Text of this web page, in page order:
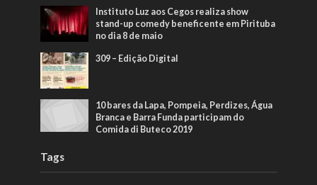
Instituto Luz aos Cegos realiza show
stand-up comedy beneficente em Pirituba
no dia 8 de maio
309 – Edição Digital
10 bares da Lapa, Pompeia, Perdizes, Água
Branca e Barra Funda participam do
Comida di Buteco 2019
Tags